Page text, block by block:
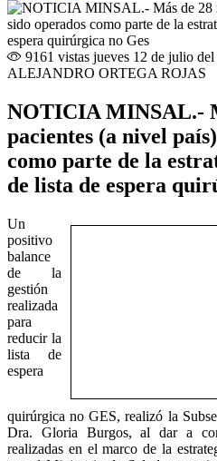
9161 vistas jueves 12 de julio
ALEJANDRO ORTEGA ROJAS
NOTICIA MINSAL.-
pacientes (a nivel
como parte de la
de lista de espera
Un
positivo
balance
de la
gestión
realizada
para
reducir la
lista de
espera
quirúrgica no GES, realizó la
Dra. Gloria Burgos, al dar a
realizadas en el marco de la